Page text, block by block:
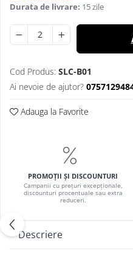
Iluminat spatiu
Iluminat stradal
Benzi Led
Sisteme Iluminat pe Sina
Magnetica
Durata de livrare: 15 zile
Cod Produs: SLC-B01
Ai nevoie de ajutor?
Adauga la Favorite
PROMOȚII ȘI DISCOUNTURI
Campanii cu prețuri excepționale,
discounturi procentuale sau extra
reduceri.
Descriere